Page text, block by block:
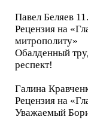
Павел Беляев
Рецензия на
митрополиту»
Обалденный
респект!
Галина
Рецензия на
Уважаемый